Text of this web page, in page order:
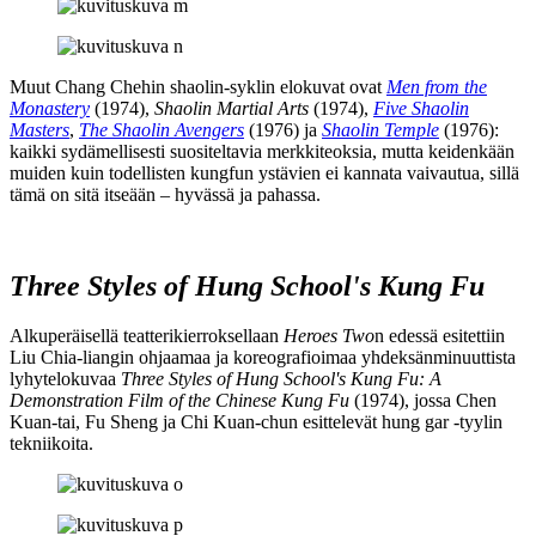
Muut Chang Chehin shaolin-syklin elokuvat ovat Men from the
Monastery (1974), Shaolin Martial Arts (1974), Five Shaolin
Masters, The Shaolin Avengers (1976) ja Shaolin Temple (1976):
kaikki sydämellisesti suositeltavia merkkiteoksia, mutta keidenkään
muiden kuin todellisten kungfun ystävien ei kannata vaivautua, sillä
tämä on sitä itseään – hyvässä ja pahassa.
Three Styles of Hung School's Kung Fu
Alkuperäisellä teatterikierroksellaan Heroes Twon edessä esitettiin
Liu Chia-liangin ohjaamaa ja koreografioimaa yhdeksänminuuttista
lyhytelokuvaa Three Styles of Hung School's Kung Fu: A
Demonstration Film of the Chinese Kung Fu (1974), jossa Chen
Kuan‑tai, Fu Sheng ja Chi Kuan‑chun esittelevät hung gar ‑tyylin
tekniikoita.